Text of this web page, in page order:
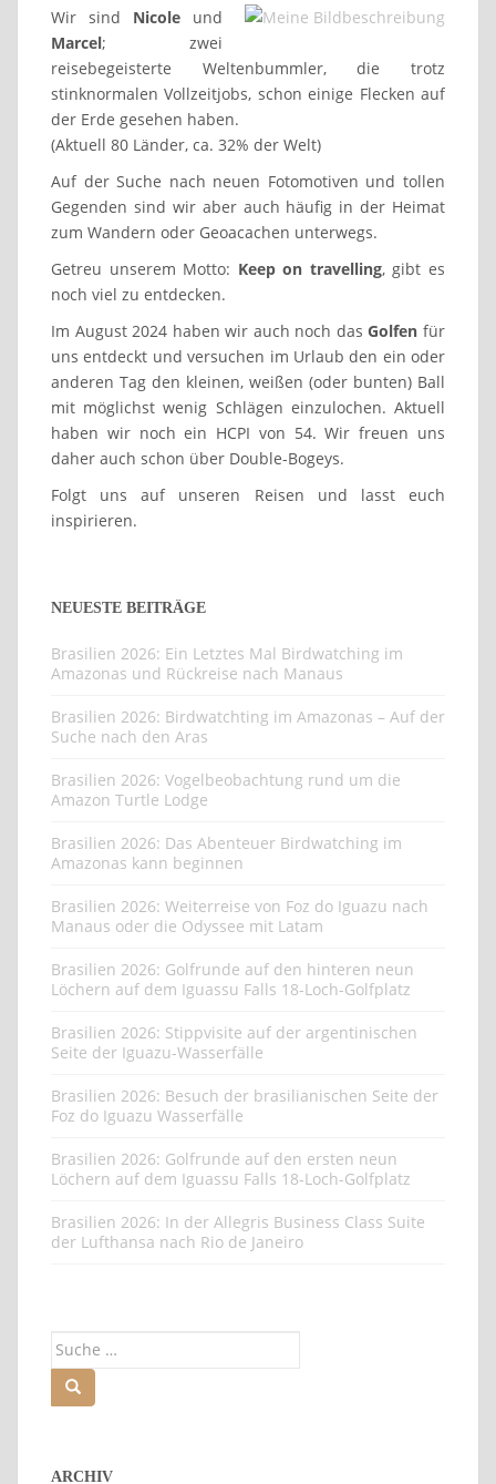
Wir sind Nicole und
Marcel; zwei
reisebegeisterte Weltenbummler, die trotz
stinknormalen Vollzeitjobs, schon einige Flecken auf
der Erde gesehen haben.
(Aktuell 80 Länder, ca. 32% der Welt)
Auf der Suche nach neuen Fotomotiven und tollen
Gegenden sind wir aber auch häufig in der Heimat
zum Wandern oder Geoacachen unterwegs.
Getreu unserem Motto: Keep on travelling, gibt es
noch viel zu entdecken.
Im August 2024 haben wir auch noch dasGolfen für
uns entdeckt und versuchen im Urlaub den ein oder
anderen Tag den kleinen, weißen (oder bunten) Ball
mit möglichst wenig Schlägen einzulochen. Aktuell
haben wir noch ein HCPI von 54. Wir freuen uns
daher auch schon über Double-Bogeys.
Folgt uns auf unseren Reisen und lasst euch
inspirieren.
NEUESTE BEITRÄGE
Brasilien 2026: Ein Letztes Mal Birdwatching im
Amazonas und Rückreise nach Manaus
Brasilien 2026: Birdwatchting im Amazonas – Auf der
Suche nach den Aras
Brasilien 2026: Vogelbeobachtung rund um die
Amazon Turtle Lodge
Brasilien 2026: Das Abenteuer Birdwatching im
Amazonas kann beginnen
Brasilien 2026: Weiterreise von Foz do Iguazu nach
Manaus oder die Odyssee mit Latam
Brasilien 2026: Golfrunde auf den hinteren neun
Löchern auf dem Iguassu Falls 18-Loch-Golfplatz
Brasilien 2026: Stippvisite auf der argentinischen
Seite der Iguazu-Wasserfälle
Brasilien 2026: Besuch der brasilianischen Seite der
Foz do Iguazu Wasserfälle
Brasilien 2026: Golfrunde auf den ersten neun
Löchern auf dem Iguassu Falls 18-Loch-Golfplatz
Brasilien 2026: In der Allegris Business Class Suite
der Lufthansa nach Rio de Janeiro
ARCHIV